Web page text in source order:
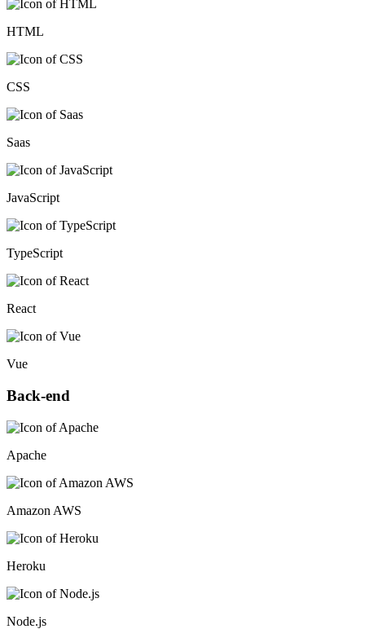
HTML
CSS
Saas
JavaScript
TypeScript
React
Vue
Back-end
Apache
Amazon AWS
Heroku
Node.js